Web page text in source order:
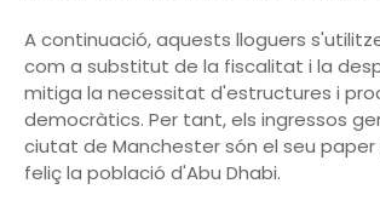
A continuació, aquests lloguers
com a substitut de la fiscalitat i la
mitiga la necessitat d'estructures i
democràtics. Per tant, els ingressos
ciutat de Manchester són el seu
feliç la població d'Abu Dhabi.